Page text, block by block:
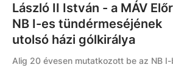
László II István - a MÁV
NB I-es tündérmeséjének
utolsó házi gólkirálya
Alig 20 évesen mutatkozott be az NB